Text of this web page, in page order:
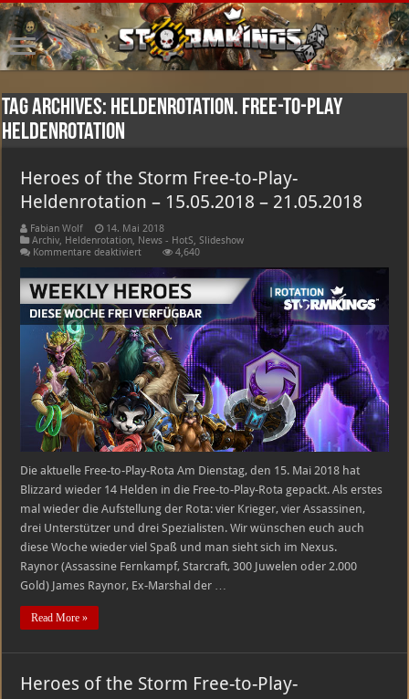
Tag Archives: Heldenrotation. Free-to-Play
Heldenrotation
Heroes of the Storm Free-to-Play-
Heldenrotation – 15.05.2018 – 21.05.2018
Fabian Wolf
14. Mai 2018
Archiv, Heldenrotation, News - HotS,Slideshow
Kommentare deaktiviertfür
of
the
Storm
Free-
to-
Play-
Heldenrotation
–
15.05.2018
–
21.05.2018
4,640
Die aktuelle Free-to-Play-Rota Am Dienstag, den 15. Mai 2018 hat
Blizzard wieder 14 Helden in die Free-to-Play-Rota gepackt. Als erstes
mal wieder die Aufstellung der Rota: vier Krieger, vier Assassinen,
drei Unterstützer und drei Spezialisten. Wir wünschen euch auch
diese Woche wieder viel Spaß und man sieht sich im Nexus.
Raynor (Assassine Fernkampf, Starcraft, 300 Juwelen oder 2.000
Gold) James Raynor, Ex-Marshal der …
Read More »
Heroes of the Storm Free-to-Play-